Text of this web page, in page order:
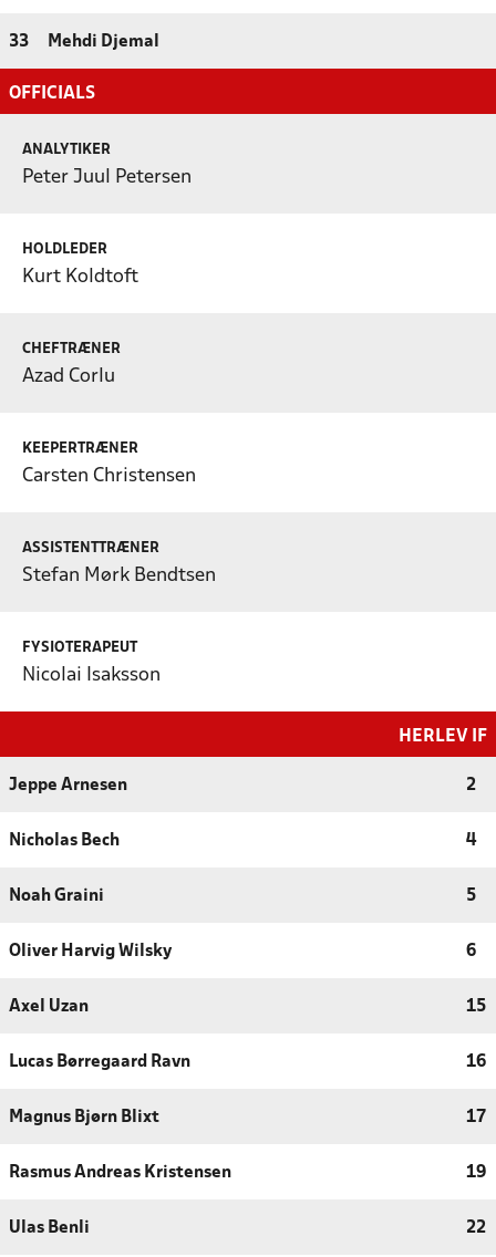
33 Mehdi Djemal
OFFICIALS
ANALYTIKER
Peter Juul Petersen
HOLDLEDER
Kurt Koldtoft
CHEFTRÆNER
Azad Corlu
KEEPERTRÆNER
Carsten Christensen
ASSISTENTTRÆNER
Stefan Mørk Bendtsen
FYSIOTERAPEUT
Nicolai Isaksson
HERLEV IF
Jeppe Arnesen 2
Nicholas Bech 4
Noah Graini 5
Oliver Harvig Wilsky 6
Axel Uzan 15
Lucas Børregaard Ravn 16
Magnus Bjørn Blixt 17
Rasmus Andreas Kristensen 19
Ulas Benli 22